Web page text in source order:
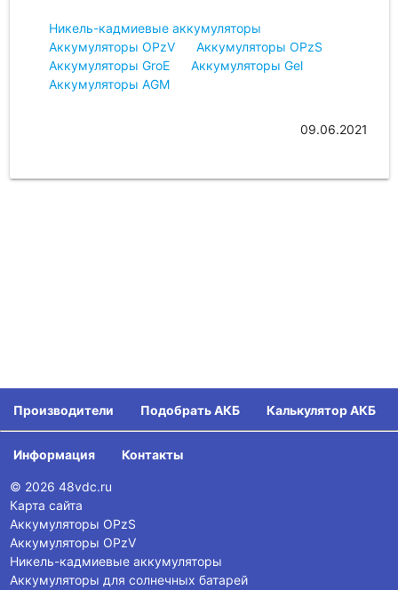
Никель-кадмиевые аккумуляторы
Аккумуляторы OPzV
Аккумуляторы OPzS
Аккумуляторы GroE
Аккумуляторы Gel
Аккумуляторы AGM
09.06.2021
Производители Подобрать АКБ Калькулятор АКБ
Информация Контакты
© 2026 48vdc.ru
Карта сайта
Аккумуляторы OPzS
Аккумуляторы OPzV
Никель-кадмиевые аккумуляторы
Аккумуляторы для солнечных батарей